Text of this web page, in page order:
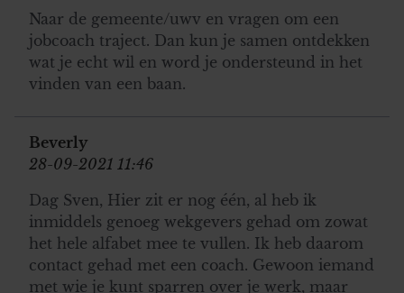
Naar de gemeente/uwv en vragen om een
jobcoach traject. Dan kun je samen ontdekken
wat je echt wil en word je ondersteund in het
vinden van een baan.
Beverly
28-09-2021 11:46
Dag Sven, Hier zit er nog één, al heb ik
inmiddels genoeg wekgevers gehad om zowat
het hele alfabet mee te vullen. Ik heb daarom
contact gehad met een coach. Gewoon iemand
met wie je kunt sparren over je werk, maar